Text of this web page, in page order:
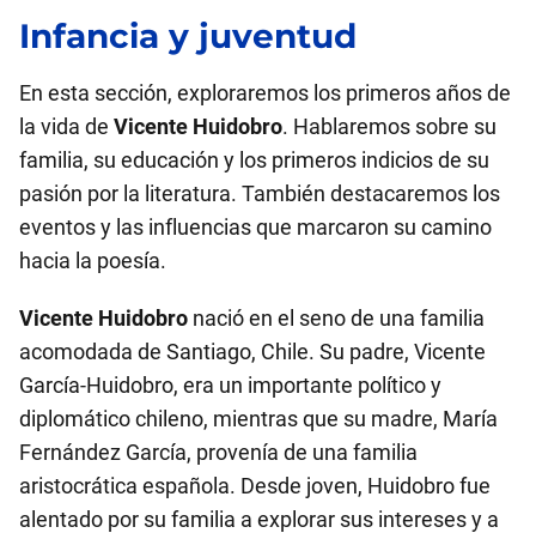
Infancia y juventud
En esta sección, exploraremos los primeros años de
la vida de Vicente Huidobro. Hablaremos sobre su
familia, su educación y los primeros indicios de su
pasión por la literatura. También destacaremos los
eventos y las influencias que marcaron su camino
hacia la poesía.
Vicente Huidobro nació en el seno de una familia
acomodada de Santiago, Chile. Su padre, Vicente
García-Huidobro, era un importante político y
diplomático chileno, mientras que su madre, María
Fernández García, provenía de una familia
aristocrática española. Desde joven, Huidobro fue
alentado por su familia a explorar sus intereses y a